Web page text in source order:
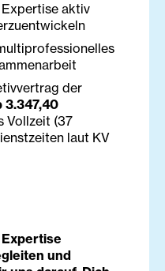
aktiv
der
3.347,40
Vollzeit (37
laut KV
und